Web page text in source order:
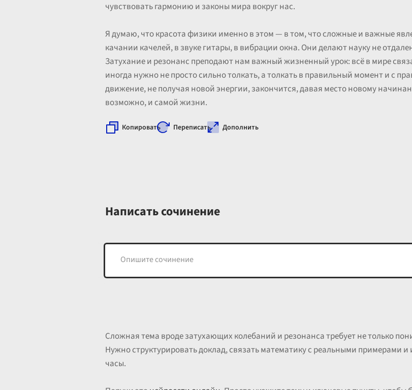
чувствовать гармонию и законы мира вокруг нас.
Я думаю, что красота физики именно в этом — в том, что сложные и важные
качании качелей, в звуке гитары, в вибрации окна. Они делают науку не
Затухание и резонанс преподают нам важный жизненный урок: всё в мире
иногда нужно не просто сильно толкать, а толкать в правильный момент и с
движение, не получая новой энергии, закончится, давая место новому
возможно, и самой жизни.
Копировать Переписать Дополнить
Написать сочинение
Сложная тема вроде затухающих колебаний и резонанса требует не только
Нужно структурировать доклад, связать математику с реальными примерами
часы.